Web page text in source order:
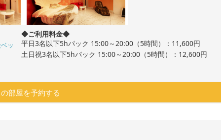
ッ
◆ご利用料金◆
平日3名以下5hパック 15:00～20:00（5時間）：11,600円
土日祝3名以下5hパック 15:00～20:00（5時間）：12,600円
部屋を予約する